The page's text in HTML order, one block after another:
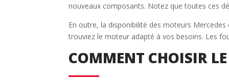
nouveaux composants. Notez que toutes ces
En outre, la disponibilité des moteurs
trouviez le moteur adapté à vos besoins. Les
COMMENT CHOISIR